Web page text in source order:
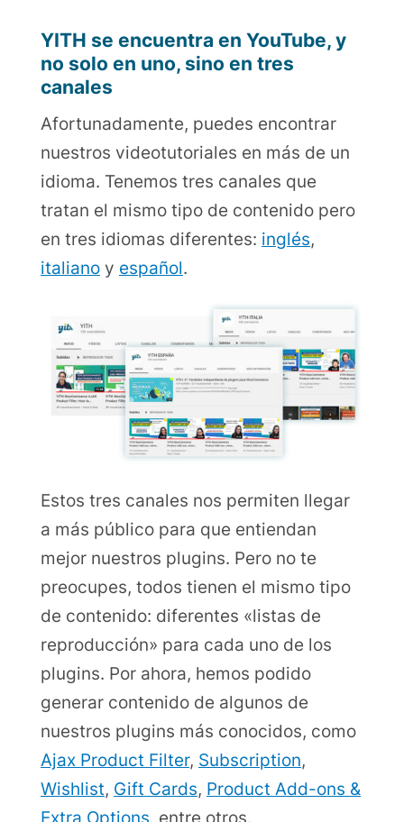
YITH se encuentra en YouTube, y
no solo en uno, sino en tres
canales
Afortunadamente, puedes encontrar
nuestros videotutoriales en más de un
idioma. Tenemos tres canales que
tratan el mismo tipo de contenido pero
en tres idiomas diferentes: inglés,
italiano y español.
Estos tres canales nos permiten llegar
a más público para que entiendan
mejor nuestros plugins. Pero no te
preocupes, todos tienen el mismo tipo
de contenido: diferentes «listas de
reproducción» para cada uno de los
plugins. Por ahora, hemos podido
generar contenido de algunos de
nuestros plugins más conocidos, como
Ajax Product Filter, Subscription,
Wishlist, Gift Cards, Product Add-ons &